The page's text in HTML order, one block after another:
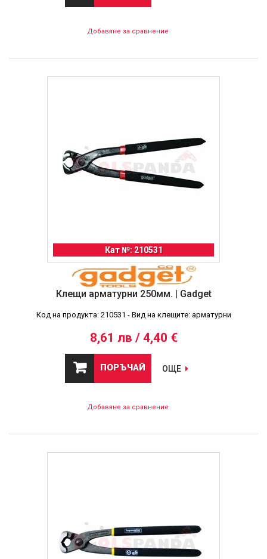
Добавяне за сравнение
Кат №: 210531
Клещи арматурни 250мм. | Gadget
Код на продукта: 210531 - Вид на клещите: арматурни
8,61 лв / 4,40 €
ПОРЪЧАЙ ОЩЕ
Добавяне за сравнение